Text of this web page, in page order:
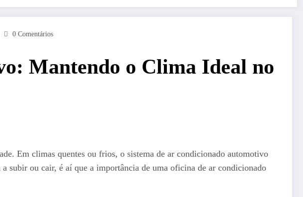
0 Comentários
Mantendo o Clima Ideal no
Em climas quentes ou frios, o sistema de ar condicionado automotivo
subir ou cair, é aí que a importância de uma oficina de ar condicionado